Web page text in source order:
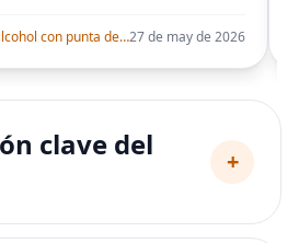
Ohuhu Marcadores de alcohol con punta de pincel – Juego de marcadores artísticos de doble punta con certificación AP para artistas adultos27 de may de 2026
clave del
+